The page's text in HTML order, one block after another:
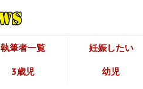
執筆者一覧 妊娠したい
3歳児 幼児